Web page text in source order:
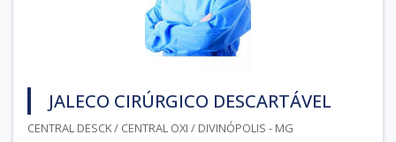
JALECO CIRÚRGICO DESCARTÁVEL
CENTRAL DESCK / CENTRAL OXI / DIVINÓPOLIS - MG